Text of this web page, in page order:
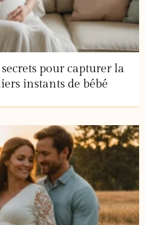
pour capturer la
instants de bébé